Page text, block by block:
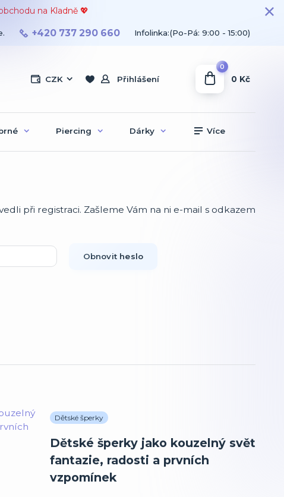
na Kladně 💖
CZK Přihlášení
+420 737 290 660 Infolinka:(Po-Pá: 9:00 - 15:00)
0
0 Kč
Piercing Dárky Více
při registraci. Zašleme Vám na ni e-mail s odkazem
Obnovit heslo
Dětské šperky
Dětské šperky jako kouzelný svět
fantazie, radosti a prvních
vzpomínek